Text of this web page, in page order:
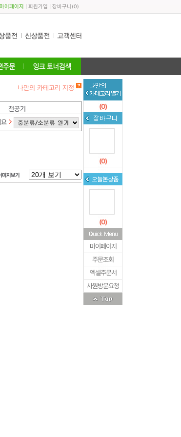
마이페이지 회원가입 장바구니 (0)
나만의 카테고리 지정
천공기
미지보기
(0)
(0)
(0)
마이페이지
주문조회
엑셀주문서
사원방문요청